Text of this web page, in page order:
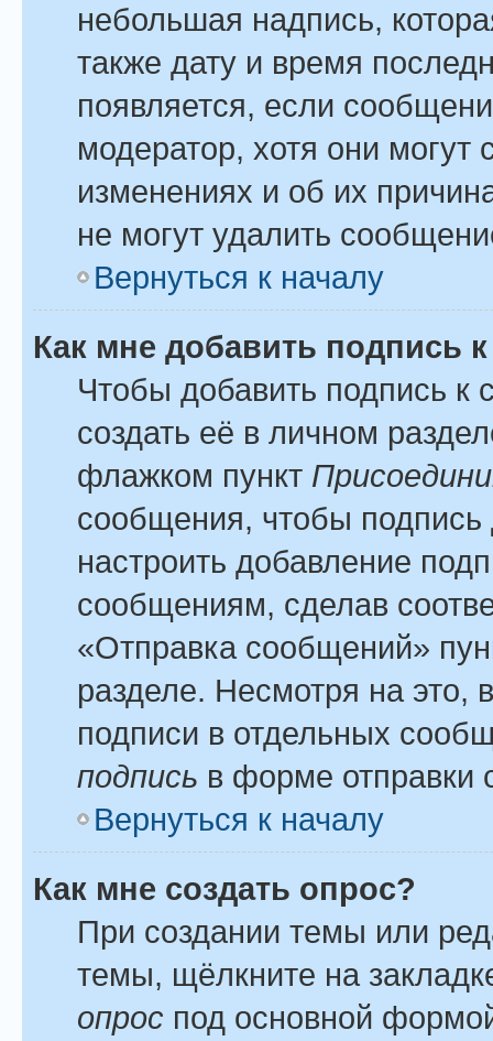
небольшая надпись,
также дату и время
появляется, если
модератор, хотя они
изменениях и об их
не могут удалить
Вернуться к началу
Как мне добавить подпись
Чтобы добавить подпись
создать её в личном
флажком пункт
сообщения, чтобы
настроить добавление
сообщениям, сделав
«Отправка сообщений»
разделе. Несмотря на это,
подписи в отдельных
подпись в форме отправки
Вернуться к началу
Как мне создать опрос?
При создании темы или
темы, щёлкните на
опрос под основной